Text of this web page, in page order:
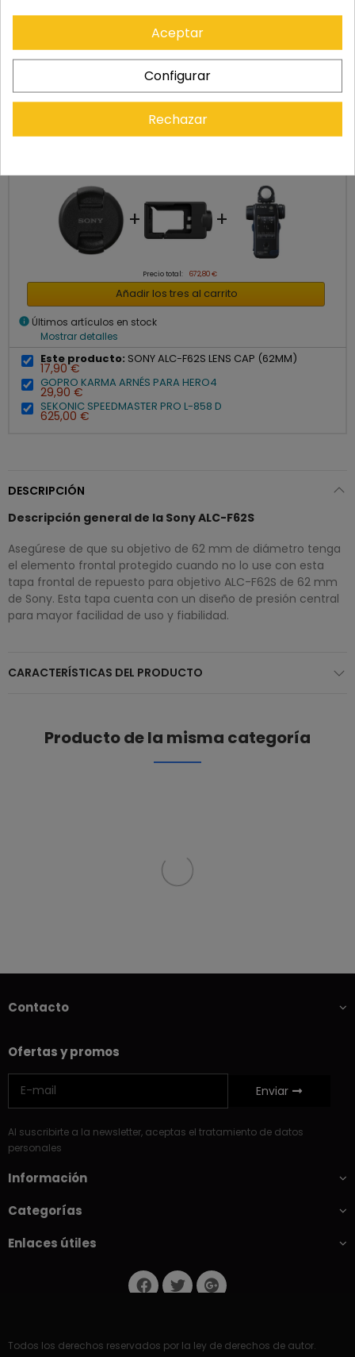
+ +
Precio total: 672,80 €
Añadir los tres al carrito
info Últimos artículos en stock
Mostrar detalles
Este producto: SONY ALC-F62S LENS CAP (62MM)
17,90 €
GOPRO KARMA ARNÉS PARA HERO4
29,90 €
SEKONIC SPEEDMASTER PRO L-858 D
625,00 €
DESCRIPCIÓN
Descripción general de la Sony ALC-F62S
Asegúrese de que su objetivo de 62 mm de diámetro tenga
el elemento frontal protegido cuando no lo use con esta
tapa frontal de repuesto para objetivo ALC-F62S de 62 mm
de Sony. Esta tapa cuenta con un diseño de presión central
para mayor facilidad de uso y fiabilidad.
CARACTERÍSTICAS DEL PRODUCTO
Producto de la misma categoría
Contacto
Ofertas y promos
Enviar
Al suscribirte a la newsletter, aceptas el tratamiento de datos
personales
Información
Categorías
Enlaces útiles
Todos los derechos reservados por la ley de derechos de autor.
Aceptar
Configurar
Rechazar